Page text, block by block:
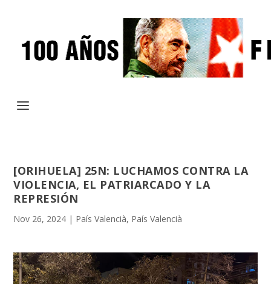
[ORIHUELA] 25N: LUCHAMOS CONTRA LA
VIOLENCIA, EL PATRIARCADO Y LA
REPRESIÓN
Nov 26, 2024 | País Valencià, País Valencià